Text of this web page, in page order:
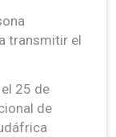
transmitir el
25 de
de